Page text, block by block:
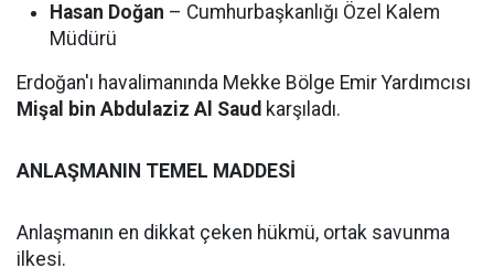
Hasan Doğan – Cumhurbaşkanlığı Özel Kalem
Müdürü
Erdoğan'ı havalimanında Mekke Bölge Emir Yardımcısı
Mişal bin Abdulaziz Al Saud karşıladı.
ANLAŞMANIN TEMEL MADDESİ
Anlaşmanın en dikkat çeken hükmü, ortak savunma
ilkesi.